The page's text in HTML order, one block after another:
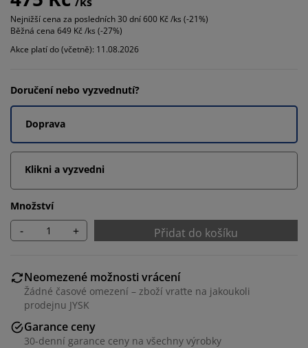
Nejnižší cena za posledních 30 dní600 Kč /ks (-21%)
Běžná cena 649 Kč /ks (-27%)
Akce platí do (včetně): 11.08.2026
Doručení nebo vyzvednutí?
Doprava
Klikni a vyzvedni
Množství
- + Přidat do košíku
Neomezené možnosti vrácení
Žádné časové omezení – zboží vraťte na jakoukoli
prodejnu JYSK
Garance ceny
30-denní garance ceny na všechny výrobky